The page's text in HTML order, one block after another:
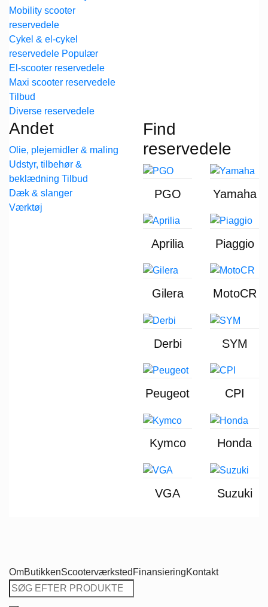
Mobility scooter
reservedele
Cykel & el-cykel
reservedele
El-scooter reservedele
Maxi scooter reservedele
Diverse reservedele
Andet
Olie, plejemidler & maling
Udstyr, tilbehør &
beklædning
Dæk & slanger
Værktøj
Find
reservedele
PGO Yamaha
Aprilia Piaggio
Gilera MotoCR
Derbi SYM
Peugeot CPI
Kymco Honda
VGA Suzuki
OmButikkenScooterværksted FinansieringKontakt
Søg
efter: